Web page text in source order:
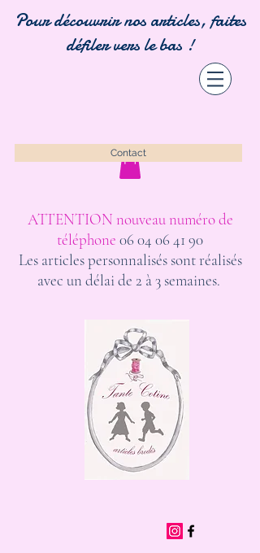
Pour découvrir nos articles, faites
défiler vers le bas !
Contact
ATTENTION nouveau numéro de
téléphone 06 04 06 41 90
Les articles personnalisés sont réalisés
avec un délai de 2 à 3 semaines.